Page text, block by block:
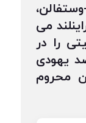
می
را در
یهودی
محروم